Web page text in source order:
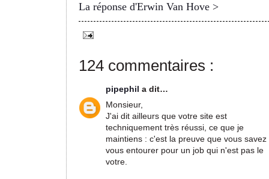
La réponse d'Erwin Van Hove >
124 commentaires :
pipephil a dit…
Monsieur,
J'ai dit ailleurs que votre site est
techniquement très réussi, ce que je
maintiens : c'est la preuve que vous savez
vous entourer pour un job qui n'est pas le
votre.